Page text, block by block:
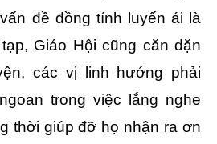
đề đồng tính luyến ái là
Giáo Hội cũng căn dặn
các vị linh hướng phải
trong việc lắng nghe
thời giúp đỡ họ nhận ra ơn